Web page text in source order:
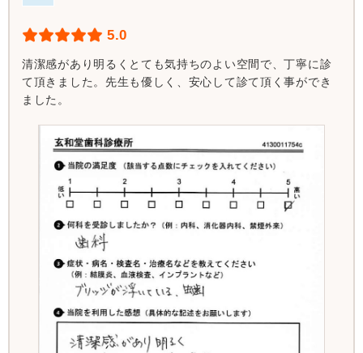
5.0
清潔感があり明るくとても気持ちのよい空間で、丁寧に診
て頂きました。先生も優しく、安心して診て頂く事ができ
ました。